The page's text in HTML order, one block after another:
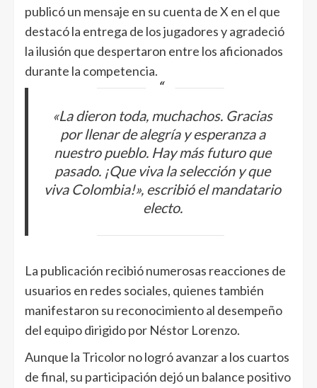
publicó un mensaje en su cuenta de X en el que
destacó la entrega de los jugadores y agradeció
la ilusión que despertaron entre los aficionados
durante la competencia.
«La dieron toda, muchachos. Gracias
por llenar de alegría y esperanza a
nuestro pueblo. Hay más futuro que
pasado. ¡Que viva la selección y que
viva Colombia!», escribió el mandatario
electo.
La publicación recibió numerosas reacciones de
usuarios en redes sociales, quienes también
manifestaron su reconocimiento al desempeño
del equipo dirigido por Néstor Lorenzo.
Aunque la Tricolor no logró avanzar a los cuartos
de final, su participación dejó un balance positivo